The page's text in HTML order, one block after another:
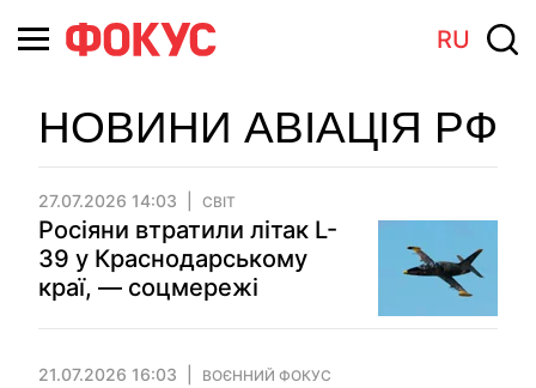
RU
НОВИНИ АВІАЦІЯ РФ
27.07.2026 14:03 СВІТ
Росіяни втратили літак L-
39 у Краснодарському
краї, — соцмережі
21.07.2026 16:03 ВОЄННИЙ ФОКУС